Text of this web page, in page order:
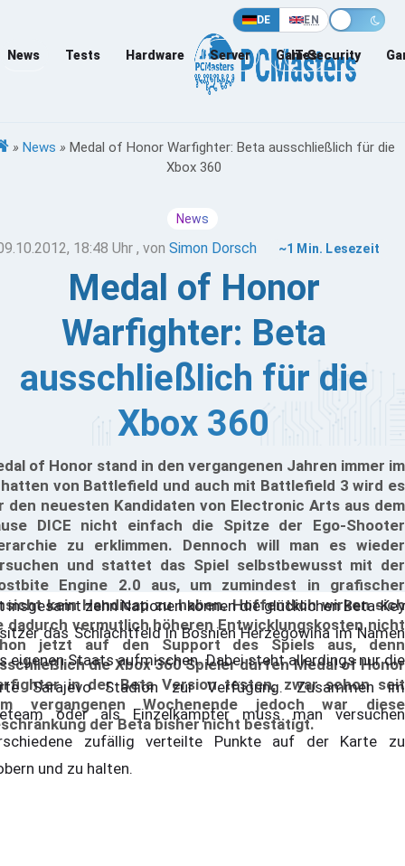
DE EN
News Tests Hardware Server Games
IT-Security
» News » Medal of Honor Warfighter: Beta ausschließlich für die
Xbox 360
News
18:48 Uhr , von Simon Dorsch ~1 Min. Lesezeit
Medal of Honor
Warfighter: Beta
ausschließlich für die
Xbox 360
of Honor stand in den vergangenen Jahren immer im
von Battlefield und auch mit Battlefield 3 wird es
den neuesten Kandidaten von Electronic Arts aus dem
DICE nicht einfach die Spitze der Ego-Shooter
zu erklimmen. Dennoch will man es wieder
und stattet das Spiel selbstbewusst mit der
Engine 2.0 aus, um zumindest in grafischer
kein Handicap zu haben. Hoffentlich wirken sich
dadurch vermutlich höheren Entwicklungskosten nicht
jetzt auf den Support des Spiels aus, denn
die Xbox 360 Spieler dürfen Medal of Honor
in der Beta Version testen, zwar schon seit
vergangenen Wochenende jedoch war diese
der Beta bisher nicht bestätigt.
insgesamt zehn Nationen können die glücklichen Beta-Key
das Schlachtfeld in Bosnien Herzegowina im Namen
eigenen Staats aufmischen. Dabei steht allerdings nur die
Sarajevo Stadion zur Verfügung. Zusammen im
oder als Einzelkämpfer muss man versuchen
zufällig verteilte Punkte auf der Karte zu
und zu halten.